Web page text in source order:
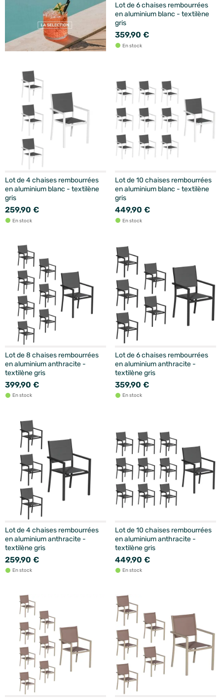
Lot de 6 chaises rembourrées
en aluminium blanc - textilène
gris
359,90 €
En stock
Lot de 4 chaises rembourrées
en aluminium blanc - textilène
gris
259,90 €
En stock
Lot de 10 chaises rembourrées
en aluminium blanc - textilène
gris
449,90 €
En stock
Lot de 8 chaises rembourrées
en aluminium anthracite -
textilène gris
399,90 €
En stock
Lot de 6 chaises rembourrées
en aluminium anthracite -
textilène gris
359,90 €
En stock
Lot de 4 chaises rembourrées
en aluminium anthracite -
textilène gris
259,90 €
En stock
Lot de 10 chaises rembourrées
en aluminium anthracite -
textilène gris
449,90 €
En stock